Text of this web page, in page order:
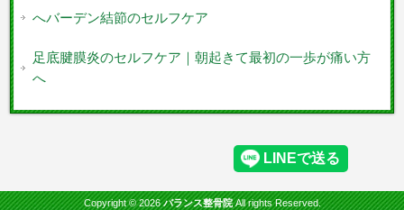
へバーデン結節のセルフケア
足底腱膜炎のセルフケア｜朝起きて最初の一歩が痛い方
へ
Copyright © 2026バランス整骨院All rights Reserved.